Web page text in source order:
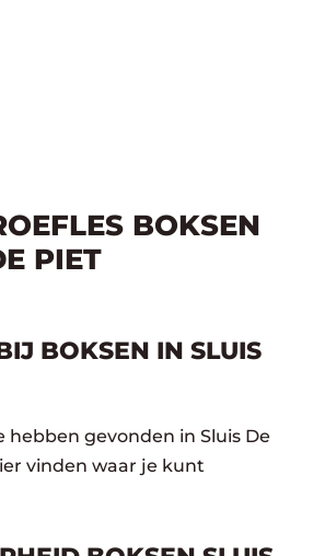
BOKSEN
PIET
BOKSEN IN SLUIS
hebben gevonden in Sluis De
vinden waar je kunt